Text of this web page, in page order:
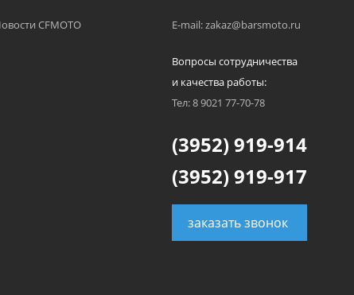
CFMOTO E-mail: zakaz@barsmoto.ru
Вопросы сотрудничества
и качества работы:
Тел: 8 9021 77-70-78
(3952) 919-914
(3952) 919-917
заказать звонок